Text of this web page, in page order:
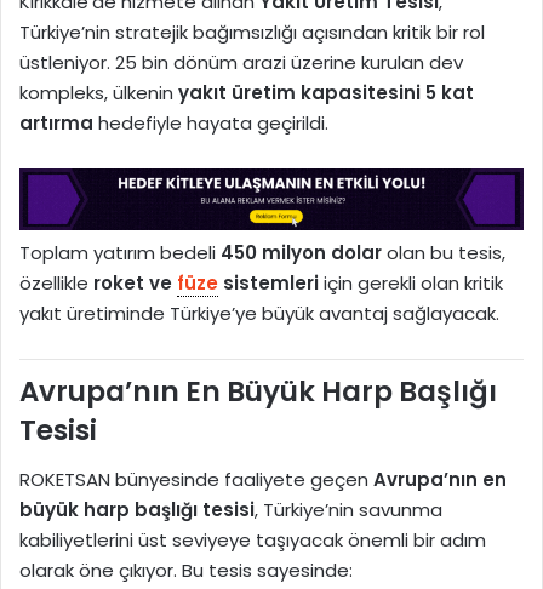
Türkiye’nin stratejik bağımsızlığı açısından kritik bir rol
üstleniyor. 25 bin dönüm arazi üzerine kurulan dev
kompleks, ülkenin yakıt üretim kapasitesini 5 kat
artırma hedefiyle hayata geçirildi.
Toplam yatırım bedeli 450 milyon dolarolan bu tesis,
özellikle roket ve füze sistemleriiçin gerekli olan kritik
yakıt üretiminde Türkiye’ye büyük avantaj sağlayacak.
Avrupa’nın En Büyük Harp Başlığı
Tesisi
ROKETSAN bünyesinde faaliyete geçen Avrupa’nın en
büyük harp başlığı tesisi, Türkiye’nin savunma
kabiliyetlerini üst seviyeye taşıyacak önemli bir adım
olarak öne çıkıyor. Bu tesis sayesinde: